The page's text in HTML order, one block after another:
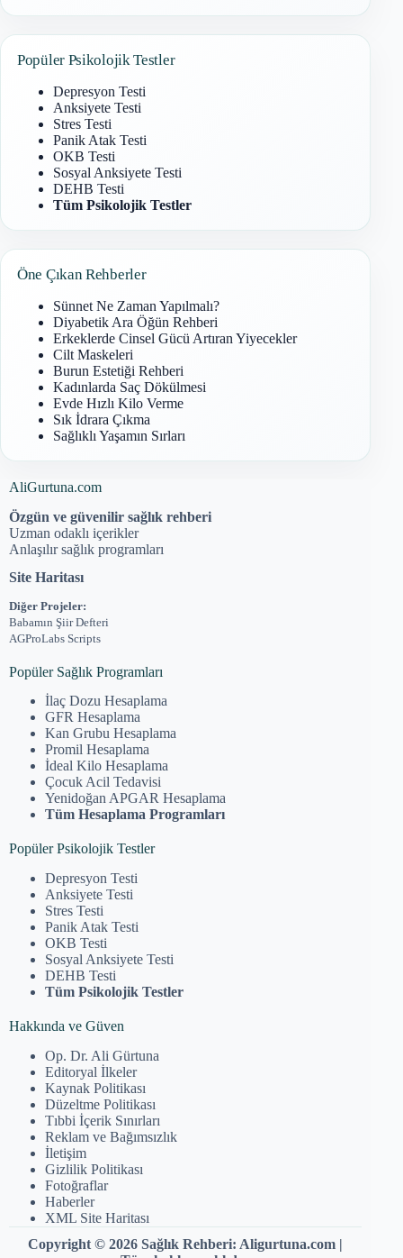
Popüler Psikolojik Testler
Depresyon Testi
Anksiyete Testi
Stres Testi
Panik Atak Testi
OKB Testi
Sosyal Anksiyete Testi
DEHB Testi
Tüm Psikolojik Testler
Öne Çıkan Rehberler
Sünnet Ne Zaman Yapılmalı?
Diyabetik Ara Öğün Rehberi
Erkeklerde Cinsel Gücü Artıran Yiyecekler
Cilt Maskeleri
Burun Estetiği Rehberi
Kadınlarda Saç Dökülmesi
Evde Hızlı Kilo Verme
Sık İdrara Çıkma
Sağlıklı Yaşamın Sırları
AliGurtuna.com
Özgün ve güvenilir sağlık rehberi
Uzman odaklı içerikler
Anlaşılır sağlık programları
Site Haritası
Diğer Projeler:
Babamın Şiir Defteri
AGProLabs Scripts
Popüler Sağlık Programları
İlaç Dozu Hesaplama
GFR Hesaplama
Kan Grubu Hesaplama
Promil Hesaplama
İdeal Kilo Hesaplama
Çocuk Acil Tedavisi
Yenidoğan APGAR Hesaplama
Tüm Hesaplama Programları
Popüler Psikolojik Testler
Depresyon Testi
Anksiyete Testi
Stres Testi
Panik Atak Testi
OKB Testi
Sosyal Anksiyete Testi
DEHB Testi
Tüm Psikolojik Testler
Hakkında ve Güven
Op. Dr. Ali Gürtuna
Editoryal İlkeler
Kaynak Politikası
Düzeltme Politikası
Tıbbi İçerik Sınırları
Reklam ve Bağımsızlık
İletişim
Gizlilik Politikası
Fotoğraflar
Haberler
XML Site Haritası
Copyright © 2026 Sağlık Rehberi: Aligurtuna.com |